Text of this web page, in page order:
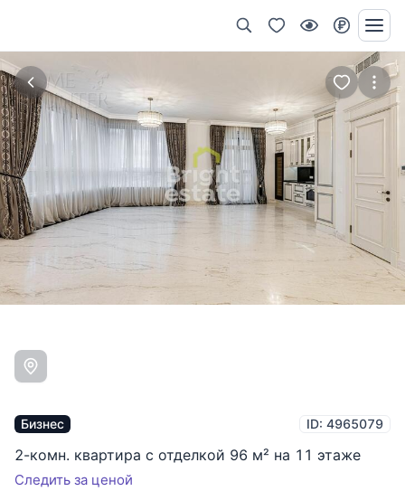
Бизнес ID: 4965079
2-комн. квартира с отделкой 96 м² на 11 этаже
Следить за ценой